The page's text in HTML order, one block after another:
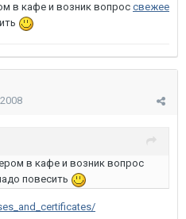
в кафе и возник вопрос свежее
в кафе и возник вопрос
повесить